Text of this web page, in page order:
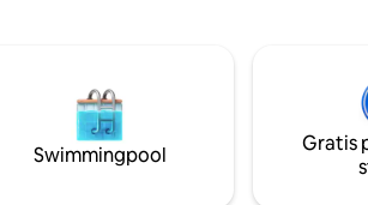
Bell
at
og
Swimmingpool
Gratis